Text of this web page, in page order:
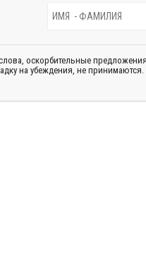
оскорбительные
на убеждения, не принимаются.